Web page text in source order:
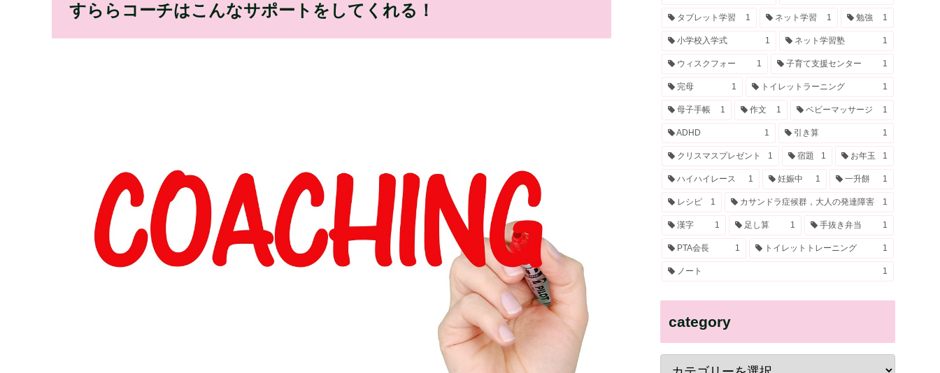
すららコーチはこんなサポートをしてくれる！ タブレット学習 1 ネット学習 1 勉強 1
小学校入学式 1 ネット学習塾 1
ウィスクフォー 1 子育て支援センター 1
完母 1 トイレットラーニング 1
母子手帳 1 作文 1 ベビーマッサージ 1
ADHD 1 引き算 1
クリスマスプレゼント 1 宿題 1 お年玉 1
ハイハイレース 1 妊娠中 1 一升餅 1
レシピ 1 カサンドラ症候群，大人の発達障害 1
漢字 1 足し算 1 手抜き弁当 1
PTA会長 1 トイレットトレーニング 1
ノート 1
category